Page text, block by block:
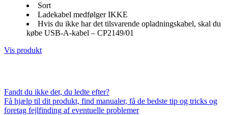
Sort
Ladekabel medfølger IKKE
Hvis du ikke har det tilsvarende opladningskabel, skal du
købe USB-A-kabel – CP2149/01
Vis produkt
Fandt du ikke det, du ledte efter?
Få hjælp til dit produkt, find manualer, få de bedste tip og tricks og
foretag fejlfinding af eventuelle problemer